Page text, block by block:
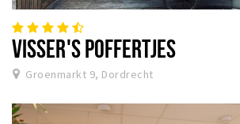
VISSER'S POFFERTJES
Groenmarkt 9, Dordrecht